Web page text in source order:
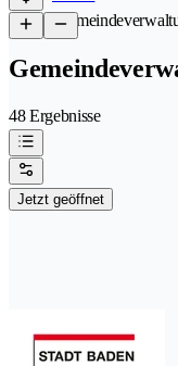
/
48 Ergebnisse
Jetzt geöffnet